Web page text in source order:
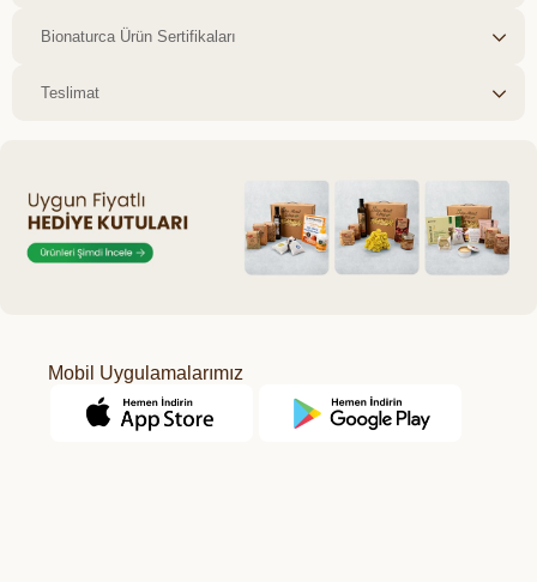
Bionaturca Ürün Sertifikaları
Teslimat
Mobil Uygulamalarımız